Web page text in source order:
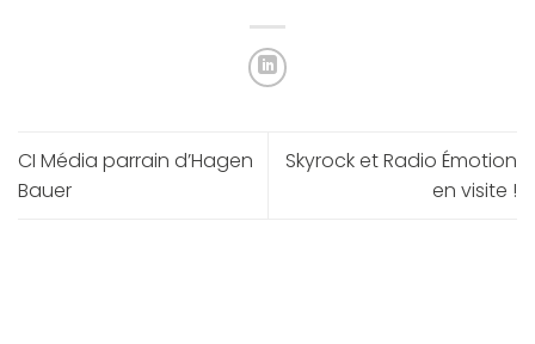
CI Média parrain d’Hagen
Bauer
Skyrock et Radio Émotion
en visite !